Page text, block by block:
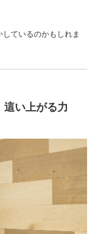
ているのかもしれま
い上がる力